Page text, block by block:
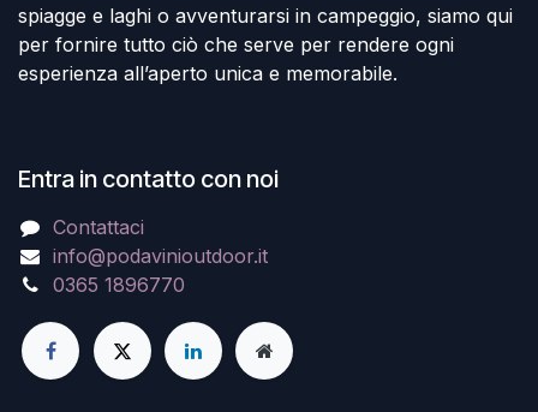
spiagge e laghi o avventurarsi in campeggio, siamo qui
per fornire tutto ciò che serve per rendere ogni
esperienza all’aperto unica e memorabile.
Entra in contatto con noi
Contattaci
info@podavinioutdoor.it
0365 1896770